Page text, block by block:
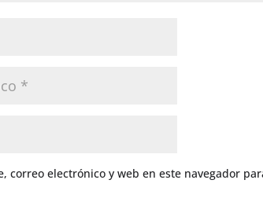
correo electrónico y web en este navegador